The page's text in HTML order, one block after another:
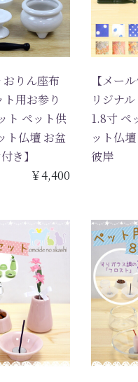
りん座布
用お参り
ト ペット供
ト仏壇 お盆
き】
￥4,400
【メー
リジナ
1.8寸 ペ
ット仏
彼岸